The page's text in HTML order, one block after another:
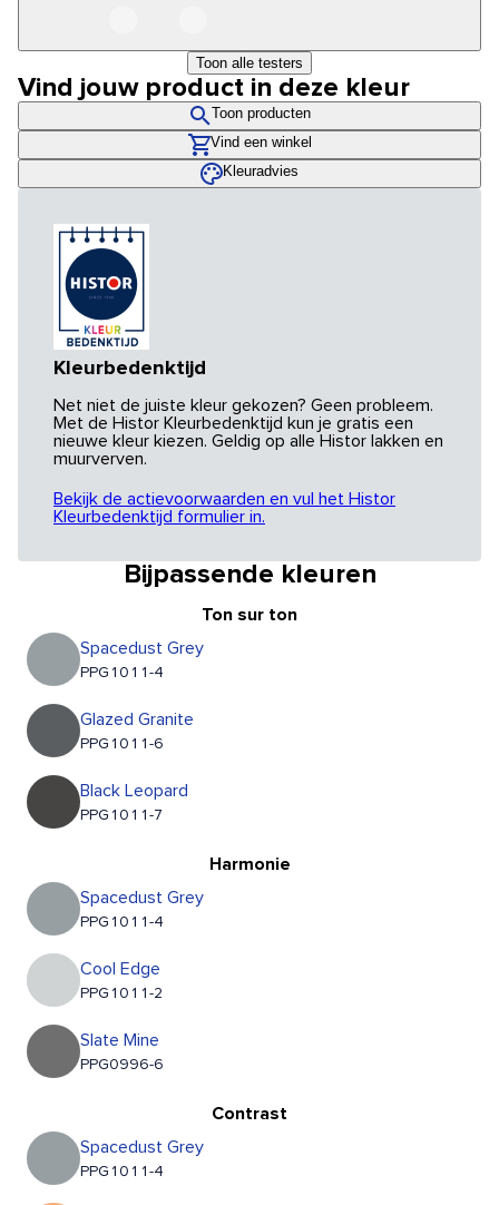
Toon alle testers
Vind jouw product in deze kleur
Toon producten
Vind een winkel
Kleuradvies
Kleurbedenktijd
Net niet de juiste kleur gekozen? Geen probleem.
Met de Histor Kleurbedenktijd kun je gratis een
nieuwe kleur kiezen. Geldig op alle Histor lakken en
muurverven.
Bekijk de actievoorwaarden en vul het Histor
Kleurbedenktijd formulier in.
Bijpassende kleuren
Ton sur ton
Spacedust Grey
PPG1011-4
Glazed Granite
PPG1011-6
Black Leopard
PPG1011-7
Harmonie
Spacedust Grey
PPG1011-4
Cool Edge
PPG1011-2
Slate Mine
PPG0996-6
Contrast
Spacedust Grey
PPG1011-4